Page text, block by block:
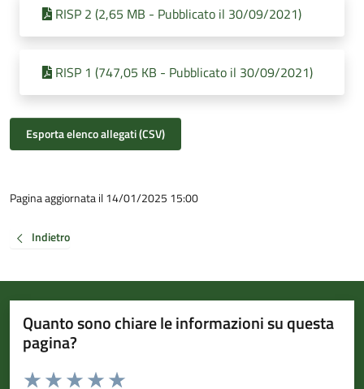
RISP 2 (2,65 MB - Pubblicato il 30/09/2021)
RISP 1 (747,05 KB - Pubblicato il 30/09/2021)
Esporta elenco allegati (CSV)
Pagina aggiornata il 14/01/2025 15:00
Indietro
Quanto sono chiare le informazioni su questa
pagina?
Valuta da 1 a 5 stelle la pagina